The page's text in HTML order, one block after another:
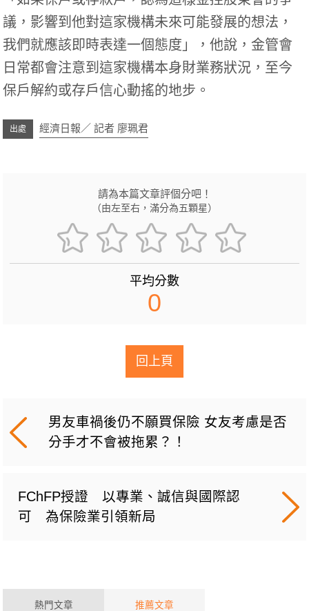
議，影響到他對這家機構未來可能發展的想法，
我們就應該即時表達一個態度」，他說，金管會
日常都會注意到這家機構本身財業務狀況，至今
保戶解約或存戶信心動搖的地步。
經濟日報／ 記者 廖珮君
請為本篇文章評個分吧！
（由左至右，滿分為五顆星）
平均分數
0
回上頁
男友車禍後仍不願買保險 女友考慮是否
分手才不會被拖累？！
FChFP授證 以專業、誠信與國際認
可 為保險業引領新局
熱門文章 推薦文章